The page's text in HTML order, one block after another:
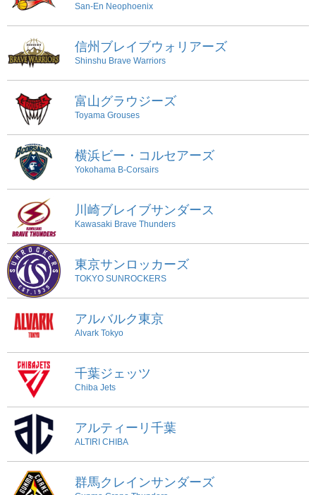
San-En Neophoenix
信州ブレイブウォリアーズ
Shinshu Brave Warriors
富山グラウジーズ
Toyama Grouses
横浜ビー・コルセアーズ
Yokohama B-Corsairs
川崎ブレイブサンダース
Kawasaki Brave Thunders
東京サンロッカーズ
TOKYO SUNROCKERS
アルバルク東京
Alvark Tokyo
千葉ジェッツ
Chiba Jets
アルティーリ千葉
ALTIRI CHIBA
群馬クレインサンダーズ